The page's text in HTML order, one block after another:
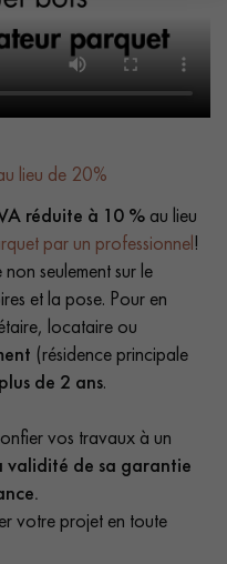
lieu de 20%
réduite à 10 % au lieu
par un professionnel!
seulement sur le
et la pose. Pour en
locataire ou
(résidence principale
de 2 ans.
vos travaux à un
validité de sa garantie
votre projet en toute